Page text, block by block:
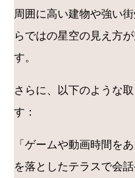
周囲に高い建物や強い
らではの星空の見え方
す。
さらに、以下のような
す：
「ゲームや動画時間を
を落としたテラスで会